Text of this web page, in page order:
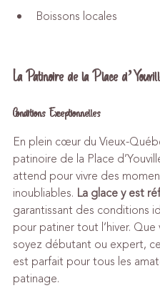
Boissons locales
La Patinoire de la Place
Conditions Exceptionnelles
En plein cœur du Vieux-
patinoire de la Place
attend pour vivre des
inoubliables. La glace y est
garantissant des conditions
pour patiner tout l’hiver. Que
soyez débutant ou expert,
est parfait pour tous les
patinage.